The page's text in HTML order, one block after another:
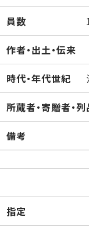
員数
作者・出土・伝来
時代・年代世紀
所蔵者・寄贈者・
備考
指定